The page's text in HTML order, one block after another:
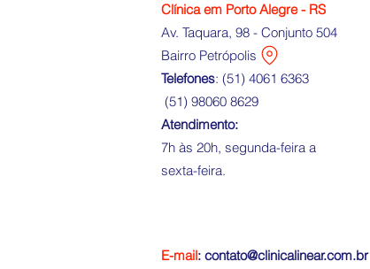
Clínica em Porto Alegre - RS
Av. Taquara, 98 - Conjunto 504
Bairro Petrópolis
Telefones: (51) 4061 6363
(51) 98060 8629
Atendimento:
7h às 20h, segunda-feira a
sexta-feira.
E-mail: contato@clinicalinear.com.br